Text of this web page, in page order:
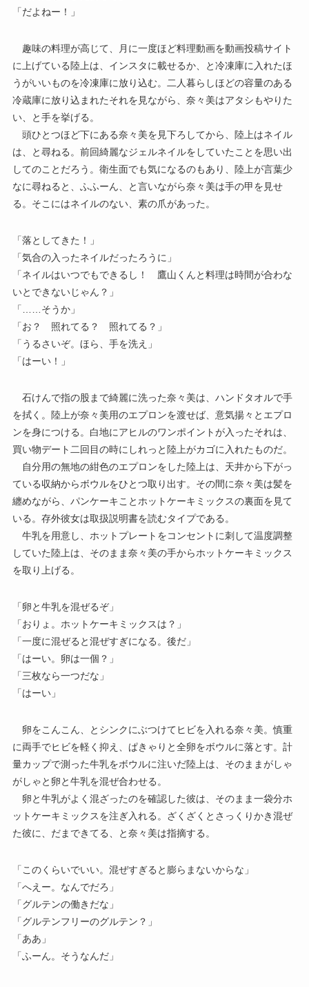
「だよねー！」
趣味の料理が高じて、月に一度ほど料理動画を動画投稿サイト
に上げている陸上は、インスタに載せるか、と冷凍庫に入れたほ
うがいいものを冷凍庫に放り込む。二人暮らしほどの容量のある
冷蔵庫に放り込まれたそれを見ながら、奈々美はアタシもやりた
い、と手を挙げる。
頭ひとつほど下にある奈々美を見下ろしてから、陸上はネイル
は、と尋ねる。前回綺麗なジェルネイルをしていたことを思い出
してのことだろう。衛生面でも気になるのもあり、陸上が言葉少
なに尋ねると、ふふーん、と言いながら奈々美は手の甲を見せ
る。そこにはネイルのない、素の爪があった。
「落としてきた！」
「気合の入ったネイルだったろうに」
「ネイルはいつでもできるし！ 鷹山くんと料理は時間が合わな
いとできないじゃん？」
「……そうか」
「お？ 照れてる？ 照れてる？」
「うるさいぞ。ほら、手を洗え」
「はーい！」
石けんで指の股まで綺麗に洗った奈々美は、ハンドタオルで手
を拭く。陸上が奈々美用のエプロンを渡せば、意気揚々とエプロ
ンを身につける。白地にアヒルのワンポイントが入ったそれは、
買い物デート二回目の時にしれっと陸上がカゴに入れたものだ。
自分用の無地の紺色のエプロンをした陸上は、天井から下がっ
ている収納からボウルをひとつ取り出す。その間に奈々美は髪を
纏めながら、パンケーキことホットケーキミックスの裏面を見て
いる。存外彼女は取扱説明書を読むタイプである。
牛乳を用意し、ホットプレートをコンセントに刺して温度調整
していた陸上は、そのまま奈々美の手からホットケーキミックス
を取り上げる。
「卵と牛乳を混ぜるぞ」
「おりょ。ホットケーキミックスは？」
「一度に混ぜると混ぜすぎになる。後だ」
「はーい。卵は一個？」
「三枚なら一つだな」
「はーい」
卵をこんこん、とシンクにぶつけてヒビを入れる奈々美。慎重
に両手でヒビを軽く抑え、ぱきゃりと全卵をボウルに落とす。計
量カップで測った牛乳をボウルに注いだ陸上は、そのままがしゃ
がしゃと卵と牛乳を混ぜ合わせる。
卵と牛乳がよく混ざったのを確認した彼は、そのまま一袋分ホ
ットケーキミックスを注ぎ入れる。ざくざくとさっくりかき混ぜ
た彼に、だまできてる、と奈々美は指摘する。
「このくらいでいい。混ぜすぎると膨らまないからな」
「へえー。なんでだろ」
「グルテンの働きだな」
「グルテンフリーのグルテン？」
「ああ」
「ふーん。そうなんだ」